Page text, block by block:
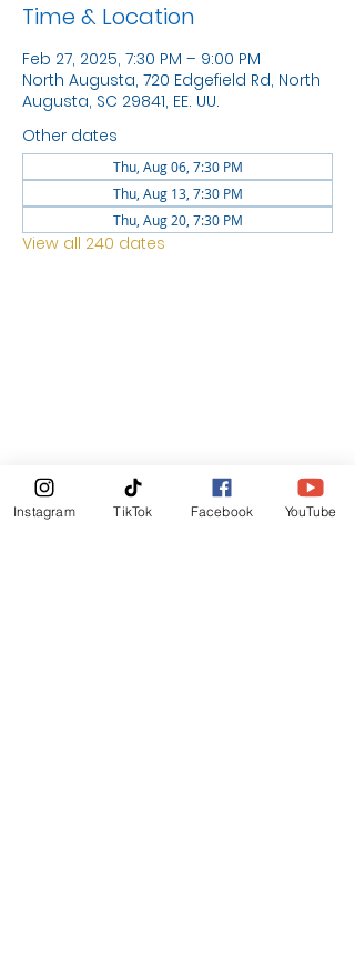
Time & Location
Feb 27, 2025, 7:30 PM – 9:00 PM
North Augusta, 720 Edgefield Rd, North
Augusta, SC 29841, EE. UU.
Other dates
Thu, Aug 06, 7:30 PM
Thu, Aug 13, 7:30 PM
Thu, Aug 20, 7:30 PM
View all 240 dates
News Letter
Instagram TikTok Facebook YouTube